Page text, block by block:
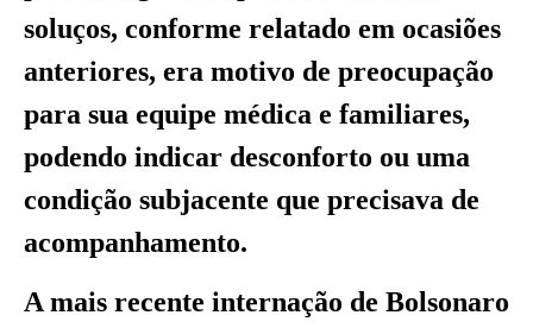
soluços, conforme relatado em ocasiões
anteriores, era motivo de preocupação
para sua equipe médica e familiares,
podendo indicar desconforto ou uma
condição subjacente que precisava de
acompanhamento.
A mais recente internação de Bolsonaro